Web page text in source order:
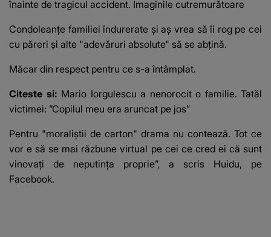
înainte de tragicul accident. Imaginile cutremurătoare
Condoleanțe familiei îndurerate și aș vrea să îi rog pe cei
cu păreri și alte "adevăruri absolute" să se abțină.
Măcar din respect pentru ce s-a întâmplat.
Citeste si: Mario Iorgulescu a nenorocit o familie. Tatăl
victimei: ”Copilul meu era aruncat pe jos”
Pentru "moraliștii de carton" drama nu contează. Tot ce
vor e să se mai răzbune virtual pe cei ce cred ei că sunt
vinovați de neputința proprie”, a scris Huidu, pe
Facebook.